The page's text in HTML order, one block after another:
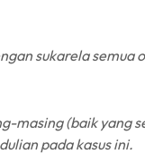
sukarela semua
masing (baik yang
pada kasus ini.